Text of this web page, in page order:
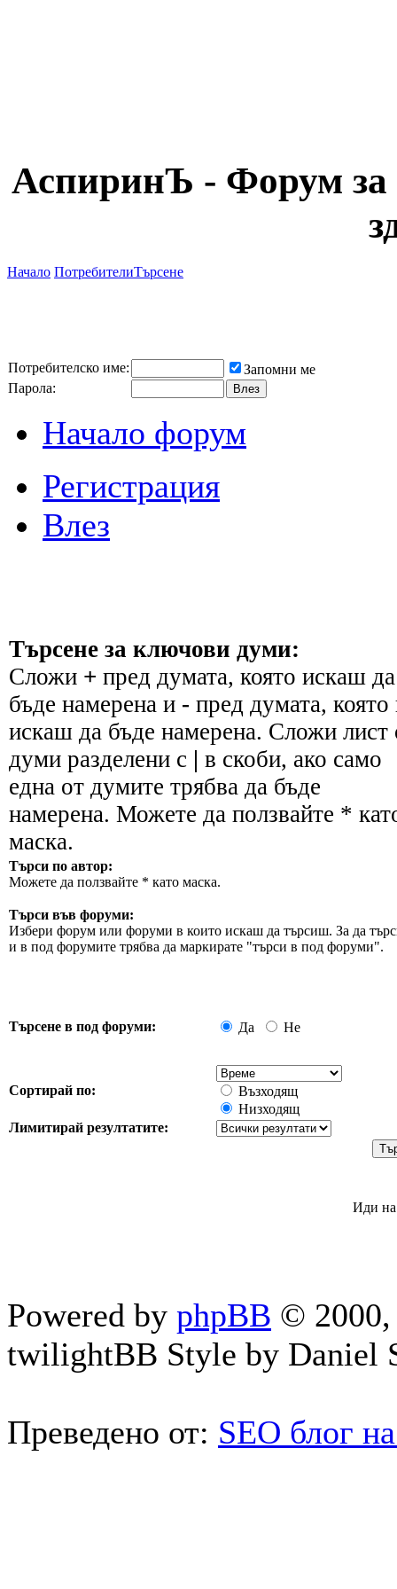
АспиринЪ - Форум за
Начало ПотребителиТърсене
Потребителско име:
Запомни ме
Парола:
Начало форум
Регистрация
Влез
Търсене за ключови думи:
Сложи + пред думата, която искаш да
бъде намерена и - пред думата, която
искаш да бъде намерена. Сложи лист
думи разделени с | в скоби, ако само
една от думите трябва да бъде
намерена. Можете да ползвайте *
маска.
Търси по автор:
Можете да ползвайте * като маска.
Търси във форуми:
Избери форум или форуми в които искаш да търсиш. За да
и в под форумите трябва да маркирате "търси в под форуми".
Търсене в под форуми: Да Не
Сортирай по:
Възходящ
Низходящ
Лимитирай резултатите:
Иди
Powered by phpBB © 2000,
twilightBB Style by Daniel
Преведено от: SEO блог